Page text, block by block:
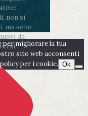
non si
ma sono
da
per migliorare la tua
sito web acconsenti
per i cookie. Ok